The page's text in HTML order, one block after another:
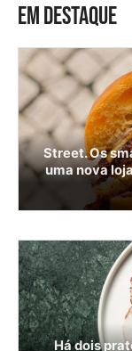
EM DESTAQUE
Street. Os
uma nova
Há dois